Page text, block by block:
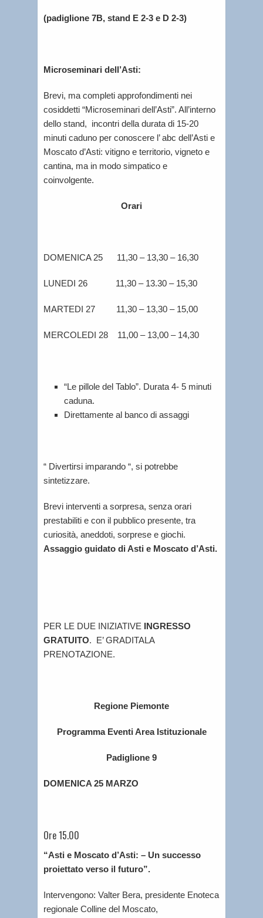
(padiglione 7B, stand E 2-3 e D 2-3)
Microseminari dell’Asti:
Brevi, ma completi approfondimenti nei
cosiddetti “Microseminari dell’Asti”. All’interno
dello stand, incontri della durata di 15-20
minuti caduno per conoscere l’ abc dell’Asti e
Moscato d’Asti: vitigno e territorio, vigneto e
cantina, ma in modo simpatico e
coinvolgente.
Orari
DOMENICA 25 11,30 – 13,30 – 16,30
LUNEDI 26 11,30 – 13.30 – 15,30
MARTEDI 27 11,30 – 13,30 – 15,00
MERCOLEDI 28 11,00 – 13,00 – 14,30
“Le pillole del Tablo”. Durata 4- 5 minuti
caduna.
Direttamente al banco di assaggi
“ Divertirsi imparando “, si potrebbe
sintetizzare.
Brevi interventi a sorpresa, senza orari
prestabiliti e con il pubblico presente, tra
curiosità, aneddoti, sorprese e giochi.
Assaggio guidato di Asti e Moscato d’Asti.
PER LE DUE INIZIATIVE INGRESSO
GRATUITO. E’ GRADITALA
PRENOTAZIONE.
Regione Piemonte
Programma Eventi Area Istituzionale
Padiglione 9
DOMENICA 25 MARZO
Ore 15.00
“Asti e Moscato d’Asti: – Un successo
proiettato verso il futuro”.
Intervengono: Valter Bera, presidente Enoteca
regionale Colline del Moscato,